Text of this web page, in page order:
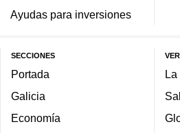
Ayudas para inversiones
SECCIONES
Portada
Galicia
Economía
La